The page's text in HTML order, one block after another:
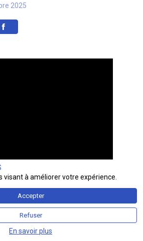
2025
visant à améliorer votre expérience.
Accepter
Refuser
En savoir plus